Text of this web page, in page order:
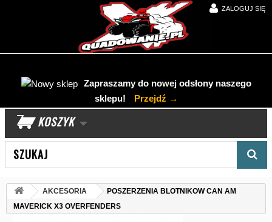
ZALOGUJ SIĘ
Zapraszamy do nowej odsłony naszego
sklepu!
Przejdź →
KOSZYK
AKCESORIA
POSZERZENIA BLOTNIKOW CAN AM
MAVERICK X3 OVERFENDERS